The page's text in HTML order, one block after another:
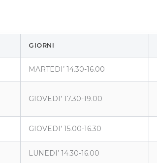
GIORNI
MARTEDI’ 14.30-16.00
GIOVEDI’ 17.30-19.00
GIOVEDI’ 15.00-16.30
LUNEDI’ 14.30-16.00